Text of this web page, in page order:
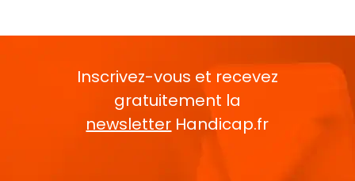
Inscrivez-vous et recevez
gratuitement la
newsletter Handicap.fr